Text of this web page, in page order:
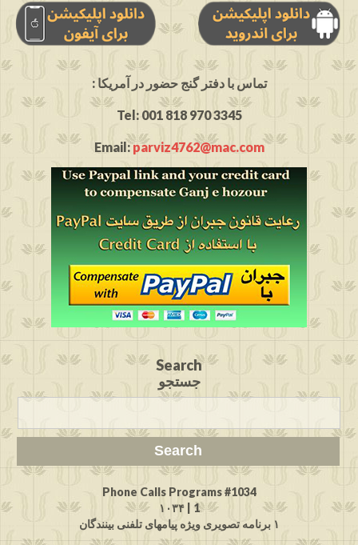
: تماس با دفتر گنج حضور در آمریکا
Tel: 001 818 970 3345
Email:parviz4762@mac.com
Search
جستجو
Phone Calls Programs #1034
1 | ۱۰۳۴
۱ برنامه تصویری ویژه پیامهای تلفنی بینندگان